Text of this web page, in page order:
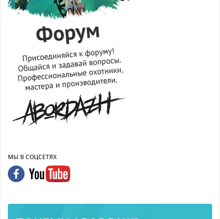
МЫ В СОЦСЕТЯХ